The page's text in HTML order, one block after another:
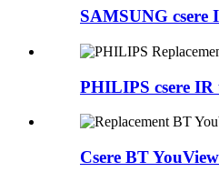
SAMSUNG csere
PHILIPS csere
Csere BT